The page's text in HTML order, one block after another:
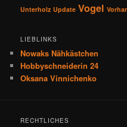
Unterholz Update Vogel
LIEBLINKS
Nowaks Nähkästchen
Hobbyschneiderin 24
Oksana Vinnichenko
RECHTLICHES